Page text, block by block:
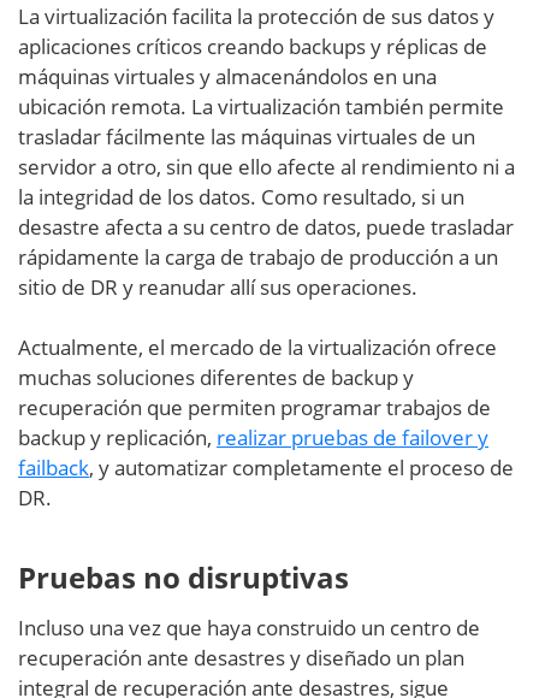
La virtualización facilita la protección de sus datos y
aplicaciones críticos creando backups y réplicas de
máquinas virtuales y almacenándolos en una
ubicación remota. La virtualización también permite
trasladar fácilmente las máquinas virtuales de un
servidor a otro, sin que ello afecte al rendimiento ni a
la integridad de los datos. Como resultado, si un
desastre afecta a su centro de datos, puede trasladar
rápidamente la carga de trabajo de producción a un
sitio de DR y reanudar allí sus operaciones.
Actualmente, el mercado de la virtualización ofrece
muchas soluciones diferentes de backup y
recuperación que permiten programar trabajos de
backup y replicación, realizar pruebas de failover y
failback, y automatizar completamente el proceso de
DR.
Pruebas no disruptivas
Incluso una vez que haya construido un centro de
recuperación ante desastres y diseñado un plan
integral de recuperación ante desastres, sigue